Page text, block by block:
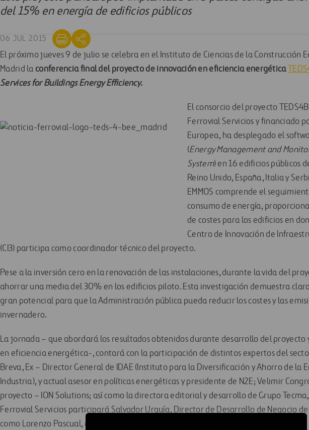
del 15% en energía de edificios públicos
06 JUL 2015
El próximo jueves 9 de julio se celebra en el Instituto de Ciencias de la Construcción
Madrid la conferencia final del proyecto de innovación en eficiencia energética
Services for Buildings Energy Efficiency.
El consorcio del proyecto
Ferrovial Servicios y financiado
Europea, ha desplegado el
(Energy Management and
System) en 16 edificios públicos
Reino Unido, España, Italia y
EMMOS comprende el
consumo de energía,
de costes para los edificios en
Centro de Innovación de
(CI3) participa como coordinador técnico del proyecto.
Pese a la inversión cero en la renovación de las instalaciones, durante la vida del
ahorrar una media del 30% en los edificios piloto. Esta investigación demuestra
gran potencial para que la Administración pública pueda reducir los costes y las
invernadero.
La jornada – que abordará los resultados obtenidos durante desarrollo del proyecto
en eficiencia energética-, contará con la participación de distintos expertos del
Breva, Ex – Director General de IDAE (Instituto para la Diversificación y Ahorro de la
Industria), y actual asesor en políticas energéticas y presidente de N2E; Velimir
proyecto – ION Solutions; así como la directora editorial y desarrollo de Grupo
Ferrovial Servicios participará Salvador Urquía, Director de Desarrollo de Negocio
como Lorenzo Pascual, como Coordinador del proyecto TEDS4BEE.